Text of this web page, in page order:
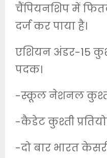
चैंपियनशिप में
दर्ज कर पाया है।
एशियन अंडर-15
पदक।
-स्कूल नेशनल कुश्ती
-कैडेट कुश्ती
-दो बार भारत